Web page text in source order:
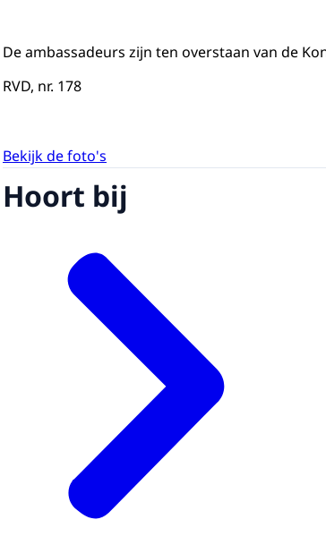
De ambassadeurs zijn ten overstaan van de
RVD, nr. 178
Bekijk de foto's
Hoort bij